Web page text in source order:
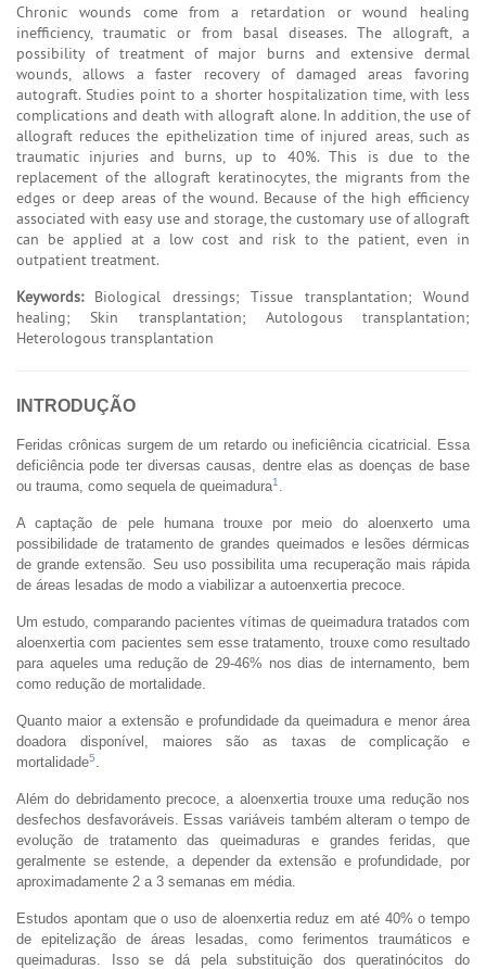
Chronic wounds come from a retardation or wound healing
inefficiency, traumatic or from basal diseases. The allograft, a
possibility of treatment of major burns and extensive dermal
wounds, allows a faster recovery of damaged areas favoring
autograft. Studies point to a shorter hospitalization time, with less
complications and death with allograft alone. In addition, the use of
allograft reduces the epithelization time of injured areas, such as
traumatic injuries and burns, up to 40%. This is due to the
replacement of the allograft keratinocytes, the migrants from the
edges or deep areas of the wound. Because of the high efficiency
associated with easy use and storage, the customary use of allograft
can be applied at a low cost and risk to the patient, even in
outpatient treatment.
Keywords:Biological dressings; Tissue transplantation; Wound
healing; Skin transplantation; Autologous transplantation;
Heterologous transplantation
INTRODUÇÃO
Feridas crônicas surgem de um retardo ou ineficiência cicatricial. Essa
deficiência pode ter diversas causas, dentre elas as doenças de base
ou trauma, como sequela de queimadura1
A captação de pele humana trouxe por meio do aloenxerto uma
possibilidade de tratamento de grandes queimados e lesões dérmicas
de grande extensão. Seu uso possibilita uma recuperação mais rápida
de áreas lesadas de modo a viabilizar a autoenxertia precoce.
Um estudo, comparando pacientes vítimas de queimadura tratados com
aloenxertia com pacientes sem esse tratamento, trouxe como resultado
para aqueles uma redução de 29-46% nos dias de internamento, bem
como redução de mortalidade.
Quanto maior a extensão e profundidade da queimadura e menor área
doadora disponível, maiores são as taxas de complicação e
mortalidade5
Além do debridamento precoce, a aloenxertia trouxe uma redução nos
desfechos desfavoráveis. Essas variáveis também alteram o tempo de
evolução de tratamento das queimaduras e grandes feridas, que
geralmente se estende, a depender da extensão e profundidade, por
aproximadamente 2 a 3 semanas em média.
Estudos apontam que o uso de aloenxertia reduz em até 40% o tempo
de epitelização de áreas lesadas, como ferimentos traumáticos e
queimaduras. Isso se dá pela substituição dos queratinócitos do